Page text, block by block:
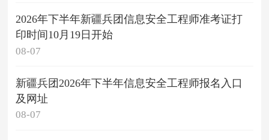
2026年下半年新疆兵团信息安全工程师准考证打
印时间10月19日开始
08-07
新疆兵团2026年下半年信息安全工程师报名入口
及网址
08-07